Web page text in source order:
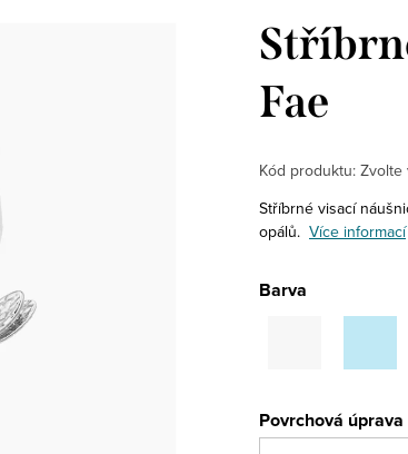
Fae
Kód produktu: Zvolte
Stříbrné visací
opálů. Více informací
Barva
Povrchová úprava